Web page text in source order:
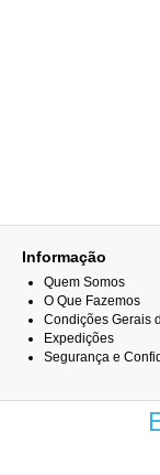
Informação
Quem Somos
O Que Fazemos
Condições Gerais
Expedições
Segurança e